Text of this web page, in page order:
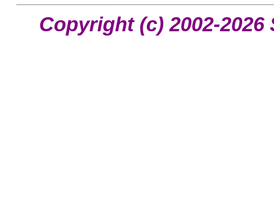
Copyright (c) 2002-